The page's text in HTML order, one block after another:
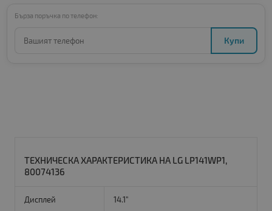
Бърза поръчка по телефон:
Купи
ТЕХНИЧЕСКА ХАРАКТЕРИСТИКА НА LG LP141WP1,
80074136
Дисплей 14.1"